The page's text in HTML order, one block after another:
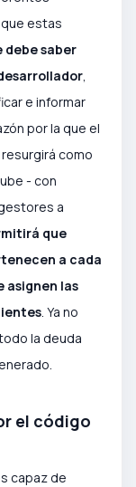
estas
debe saber
,
e informar
por la que el
como
- con
a
que
a cada
asignen las
. Ya no
la deuda
el código
capaz de